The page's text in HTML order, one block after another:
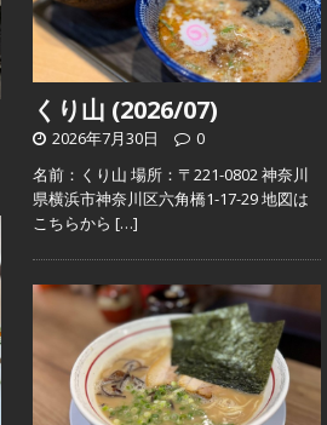
くり山 (2026/07)
2026年7月30日
0
名前：くり山 場所：〒221-0802 神奈川
県横浜市神奈川区六角橋1-17-29 地図は
こちらから […]